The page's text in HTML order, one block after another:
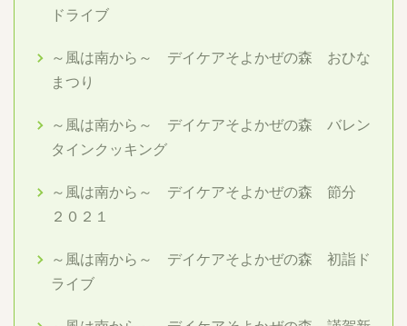
ドライブ
～風は南から～ デイケアそよかぜの森 おひな
まつり
～風は南から～ デイケアそよかぜの森 バレン
タインクッキング
～風は南から～ デイケアそよかぜの森 節分
２０２１
～風は南から～ デイケアそよかぜの森 初詣ド
ライブ